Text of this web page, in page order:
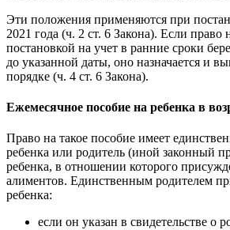
Эти положения применяются при
2021 года (ч. 2 ст. 6 Закона). Если право
постановкой на учет в ранние сроки
до указанной даты, оно назначается и
порядке (ч. 4 ст. 6 Закона).
Ежемесячное пособие на ребенка в
Право на такое пособие имеет
ребенка или родитель (иной законный
ребенка, в отношении которого
алиментов. Единственным родителем
ребенка:
если он указан в свидетельстве о